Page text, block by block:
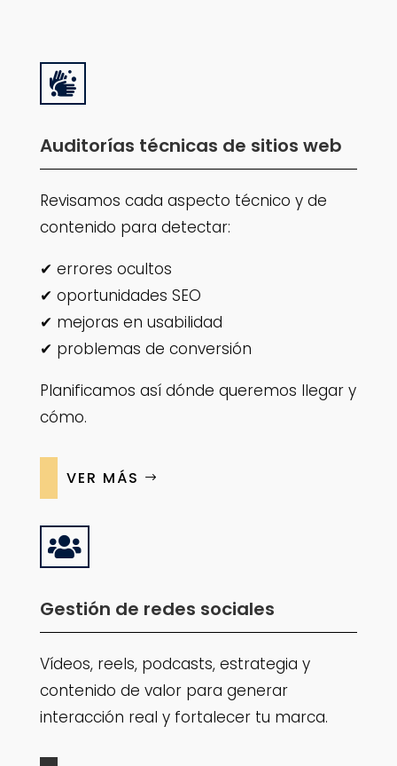

Auditorías técnicas de sitios web
Revisamos cada aspecto técnico y de
contenido para detectar:
✔ errores ocultos
✔ oportunidades SEO
✔ mejoras en usabilidad
✔ problemas de conversión
Planificamos así dónde queremos llegar y
cómo.
VER MÁS

Gestión de redes sociales
Vídeos, reels, podcasts, estrategia y
contenido de valor para generar
interacción real y fortalecer tu marca.